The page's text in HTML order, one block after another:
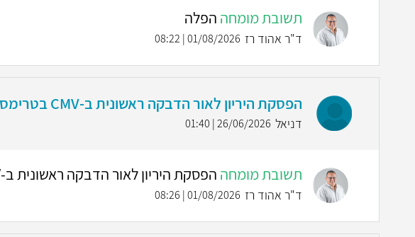
תשובת מומחה הפלה
ד"ר אהוד רז 01/08/2026 | 08:22
הפסקת היריון לאור הדבקה ראשונית ב-CMV בטרימסטר ראשון
דניאל 26/06/2026 | 01:40
תשובת מומחה הפסקת היריון לאור הדבקה ראשונית ב-CMV בטרימסטר ראשון
ד"ר אהוד רז 01/08/2026 | 08:26